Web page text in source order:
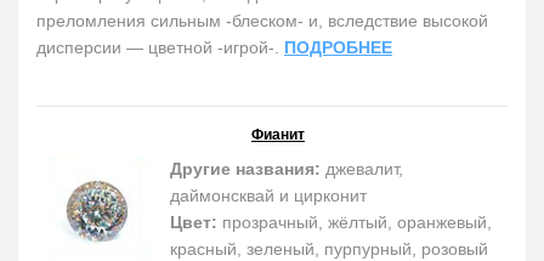
преломления сильным -блеском- и, вследствие высокой
дисперсии — цветной -игрой-. ПОДРОБНЕЕ
Фианит
Другие названия: джевалит,
даймонсквай и цирконит
Цвет: прозрачный, жёлтый, оранжевый,
красный, зеленый, пурпурный, розовый